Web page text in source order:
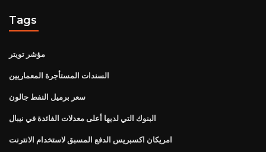
Tags
مؤشر تويتر
السندات المستأجرة المعماريين
سعر برميل النفط جالون
البنوك التي لديها أعلى معدلات الفائدة في نيبال
امريكان اكسبريس الدفع المسبق لاستخدام الانترنت